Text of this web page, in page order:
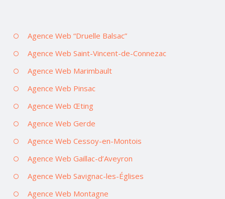
Agence Web “Druelle Balsac”
Agence Web Saint-Vincent-de-Connezac
Agence Web Marimbault
Agence Web Pinsac
Agence Web Œting
Agence Web Gerde
Agence Web Cessoy-en-Montois
Agence Web Gaillac-d’Aveyron
Agence Web Savignac-les-Églises
Agence Web Montagne